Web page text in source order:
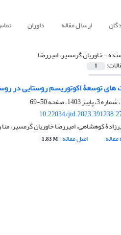
ارسال مقاله داوران
=خاوریان گرمسیر، امیررضا
1
های توسعۀ اکوتوریسم روستایی در
50-69
10.22034/
کوهشاهی، امیررضا خاوریان گرمسیر،
اصل مقاله 1.83 M